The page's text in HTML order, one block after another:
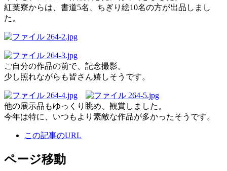
紅葉寮からは、書道5名、ちぎり絵10名の方が出品しまし
た。
ご自分の作品の前で、記念撮影。
少し照れながらも皆さん嬉しそうです。
他の展示品もゆっくり眺め、観賞しました。
今年は特に、いつもより素敵な作品が多かったそうです。
この記事のURL
ページ移動